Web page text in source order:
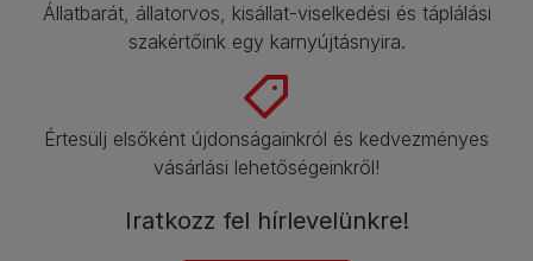
Állatbarát, állatorvos, kisállat-viselkedési és táplálási
szakértőink egy karnyújtásnyira.​
Értesülj elsőként újdonságainkról és kedvezményes
vásárlási lehetőségeinkről!​
Iratkozz fel hírlevelünkre!​